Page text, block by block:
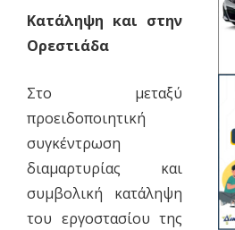
Κατάληψη και στην
Ορεστιάδα
Στο μεταξύ
προειδοποιητική
συγκέντρωση
διαμαρτυρίας και
συμβολική κατάληψη
του εργοστασίου της